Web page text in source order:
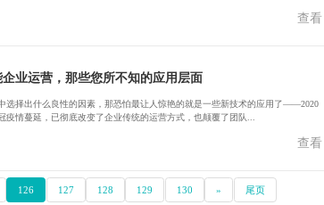
查看
业运营，那些您所不知的应用层面
选择出什么良性的因素，那恐怕最让人惊艳的就是一些新技术的应用了——2020
疫情蔓延，已彻底改变了企业传统的运营方式，也颠覆了团队...
查看
126 127 128 129 130 » 尾页